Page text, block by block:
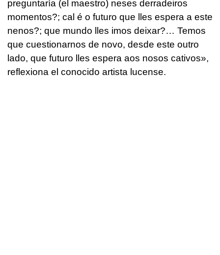
preguntaría (el maestro) neses derradeiros
momentos?; cal é o futuro que lles espera a este
nenos?; que mundo lles imos deixar?… Temos
que cuestionarnos de novo, desde este outro
lado, que futuro lles espera aos nosos cativos»,
reflexiona el conocido artista lucense.